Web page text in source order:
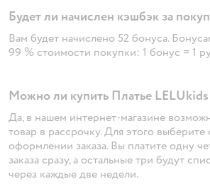
Будет ли начислен кэшбэк за
Вам будет начислено 52 бонуса.
99 % стоимости покупки: 1 бонус = 1
Можно ли купить Платье LELUkids
Да, в нашем интернет-магазине
товар в рассрочку. Для этого
оформлении заказа. Вы платите одну
заказа сразу, а остальные три будут
через каждые две недели.